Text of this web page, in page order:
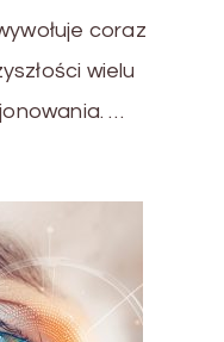
coraz
wielu
…